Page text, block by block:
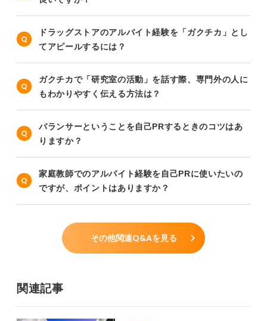
ドラッグストアのアルバイト経験を「ガクチカ」とし
てアピールするには？
ガクチカで「研究室の活動」を話す際、専門外の人に
もわかりやすく伝える方法は？
バランサーということを自己PRするときのコツはあ
りますか？
家庭教師でのアルバイト経験を自己PRに使いたいの
ですが、ポイントはありますか？
その他関連Q&Aを見る
関連記事